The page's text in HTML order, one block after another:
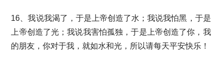
16、我说我渴了，于是上帝创造了水；我说我怕黑，于是
上帝创造了光；我说我害怕孤独，于是上帝创造了你，我
的朋友，你对于我，就如水和光，所以请每天平安快乐！